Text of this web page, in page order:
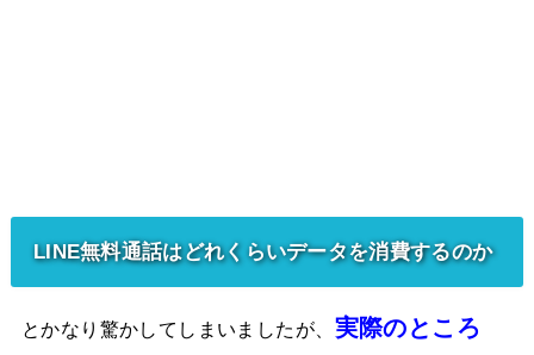
LINE無料通話はどれくらいデータを消費するのか
とかなり驚かしてしまいましたが、 実際のところ